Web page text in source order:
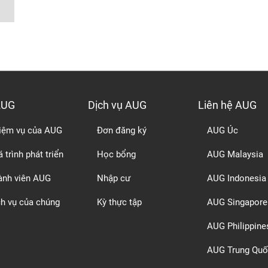
vụ của AUG
trình phát triển
viên AUG
vụ của chúng
Dịch vụ AUG
Đơn đăng ký
Học bổng
Nhập cư
Kỳ thực tập
Liên hệ AUG
AUG Úc
AUG Malaysia
AUG Indonesia
AUG Singapore
AUG
AUG Trung